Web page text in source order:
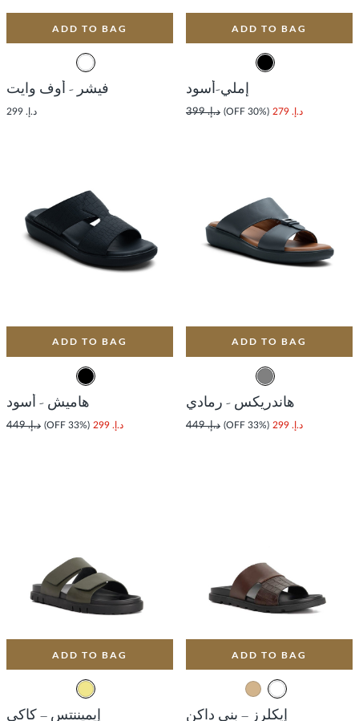
ADD TO BAG
إملي-أسود
د.إ. 279 (30% OFF) د.إ. 399
ADD TO BAG
فيشر - أوف وايت
د.إ. 299
ADD TO BAG
هاندريكس - رمادي
د.إ. 299 (33% OFF) د.إ. 449
ADD TO BAG
هاميش - أسود
د.إ. 299 (33% OFF) د.إ. 449
ADD TO BAG
إيكلرز – بني داكن
ADD TO BAG
إيميننتس – كاكي